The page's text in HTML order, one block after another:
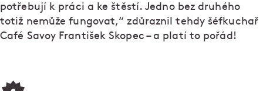
potřebují k práci a ke štěstí. Jedno bez druhého
totiž nemůže fungovat,“ zdůraznil tehdy šéfkuchař
Café Savoy František Skopec – a platí to pořád!